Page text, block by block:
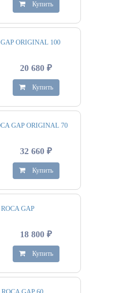
Купить
GAP ORIGINAL 100
20 680 ₽
Купить
GAP ORIGINAL 70
32 660 ₽
Купить
GAP
18 800 ₽
Купить